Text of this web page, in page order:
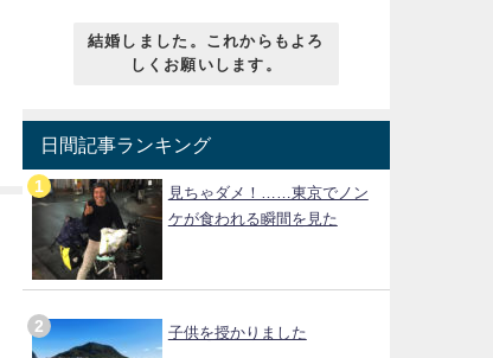
結婚しました。これからもよろ
しくお願いします。
日間記事ランキング
見ちゃダメ！……東京でノン
ケが食われる瞬間を見た
子供を授かりました